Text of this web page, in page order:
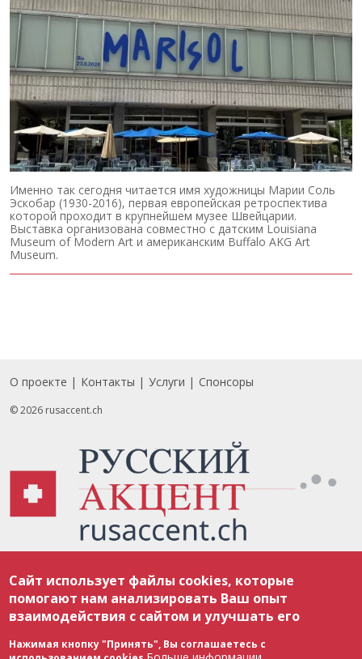
Именно так сегодня читается имя художницы Марии Соль
Эскобар (1930-2016), первая европейская ретроспектива
которой проходит в крупнейшем музее Швейцарии.
Выставка организована совместно с датским Louisiana
Museum of Modern Art и американским Buffalo AKG Art
Museum.
Footer
О проекте Контакты Услуги Спонсоры
© 2026 rusaccent.ch
соответствии с законодательством Швейцарии об авторском праве и
международными соглашениями. Полное или частичное использование
материалов возможно только с разрешения редакции. В случае полного
или частичного воспроизведения материалов сайта rusaccent.ch,
ОБЯЗАТЕЛЬНА АКТИВНАЯ ГИПЕРССЫЛКА на конкретный заимствованный
текст. Фотоизображения, размещенные редакцией rusaccent.ch, являются
ее исключительной собственностью. Полное или частичное
Сайт использует файлы cookies, которые
помогают нам анализировать Ваш опыт
взаимодействия с сайтом и улучшать его
Нажимая кнопку "Принять", Вы соглашаетесь с